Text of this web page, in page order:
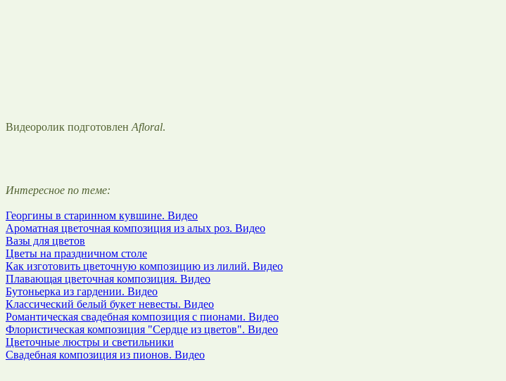
Видеоролик подготовлен Afloral.
Интересное по теме:
Георгины в старинном кувшине. Видео
Ароматная цветочная композиция из алых роз. Видео
Вазы для цветов
Цветы на праздничном столе
Как изготовить цветочную композицию из лилий. Видео
Плавающая цветочная композиция. Видео
Бутоньерка из гардении. Видео
Классический белый букет невесты. Видео
Романтическая свадебная композиция с пионами. Видео
Флористическая композиция "Сердце из цветов". Видео
Цветочные люстры и светильники
Свадебная композиция из пионов. Видео